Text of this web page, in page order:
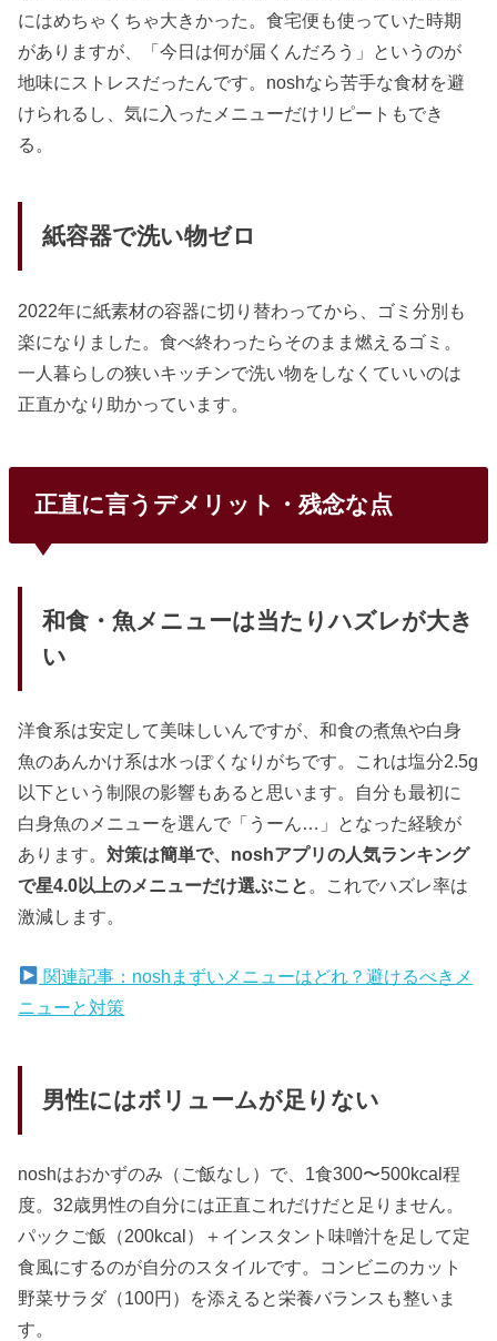
にはめちゃくちゃ大きかった。食宅便も使っていた時期
がありますが、「今日は何が届くんだろう」というのが
地味にストレスだったんです。noshなら苦手な食材を避
けられるし、気に入ったメニューだけリピートもでき
る。
紙容器で洗い物ゼロ
2022年に紙素材の容器に切り替わってから、ゴミ分別も
楽になりました。食べ終わったらそのまま燃えるゴミ。
一人暮らしの狭いキッチンで洗い物をしなくていいのは
正直かなり助かっています。
正直に言うデメリット・残念な点
和食・魚メニューは当たりハズレが大き
い
洋食系は安定して美味しいんですが、和食の煮魚や白身
魚のあんかけ系は水っぽくなりがちです。これは塩分2.5g
以下という制限の影響もあると思います。自分も最初に
白身魚のメニューを選んで「うーん…」となった経験が
あります。対策は簡単で、noshアプリの人気ランキング
で星4.0以上のメニューだけ選ぶこと 。これでハズレ率は
激減します。
関連記事：noshまずいメニューはどれ？避けるべきメ
ニューと対策
男性にはボリュームが足りない
noshはおかずのみ（ご飯なし）で、1食300〜500kcal程
度。32歳男性の自分には正直これだけだと足りません。
パックご飯（200kcal）＋インスタント味噌汁を足して定
食風にするのが自分のスタイルです。コンビニのカット
野菜サラダ（100円）を添えると栄養バランスも整いま
す。